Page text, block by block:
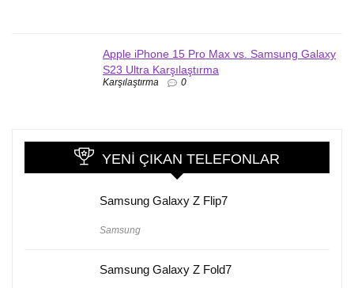
Apple iPhone 15 Pro Max vs. Samsung Galaxy
S23 Ultra Karşılaştırma
Karşılaştırma 0
YENI ÇIKAN TELEFONLAR
Samsung Galaxy Z Flip7
Samsung
Samsung Galaxy Z Fold7